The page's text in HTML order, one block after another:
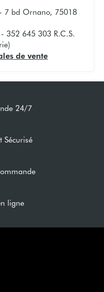
- 7 bd Ornano, 75018
- 352 645 303 R.C.S.
de vente
24/7
Sécurisé
ligne